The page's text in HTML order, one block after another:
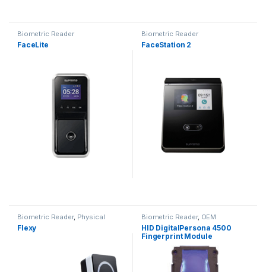
Biometric Reader
FaceLite
Biometric Reader
FaceStation 2
Biometric Reader, Physical
Access
Flexy
Biometric Reader, OEM
HID DigitalPersona 4500
Fingerprint Module